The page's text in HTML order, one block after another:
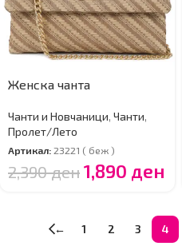
Женска чанта
Чанти и Новчаници, Чанти,
Пролет/Лето
Артикал:23221 ( беж )
2,390ден 1,890 ден
← 1 2 3 4